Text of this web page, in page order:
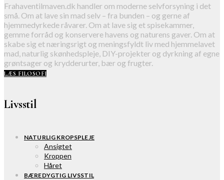
Frahaventilmaven.dk handler om moderne selvforsyning i det
små. Om at lave sin mad selv – fra bunden – og gerne af
hjemmedyrkede råvarer. Om at lave sig et spisekammer,
gemme forråd og konservere havens og naturens gaver. Om at
skabe sig et næringsrigt og meningsfyldt liv med hjemmelavet
mad, naturlig skønhedspleje, DIY-projekter og dyrkning af egne
grøntsager og krydderurter, bær og frugter.
LÆS FILOSOFI
Livsstil
NATURLIG KROPSPLEJE
Ansigtet
Kroppen
Håret
BÆREDYGTIG LIVSSTIL